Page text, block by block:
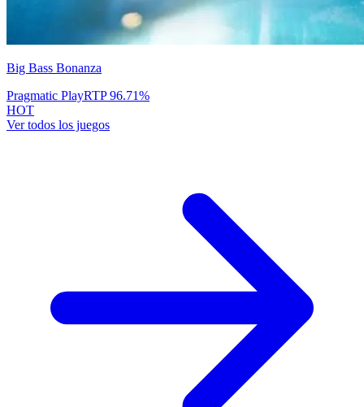
Big Bass Bonanza
Pragmatic PlayRTP96.71%
HOT
Ver todos los juegos